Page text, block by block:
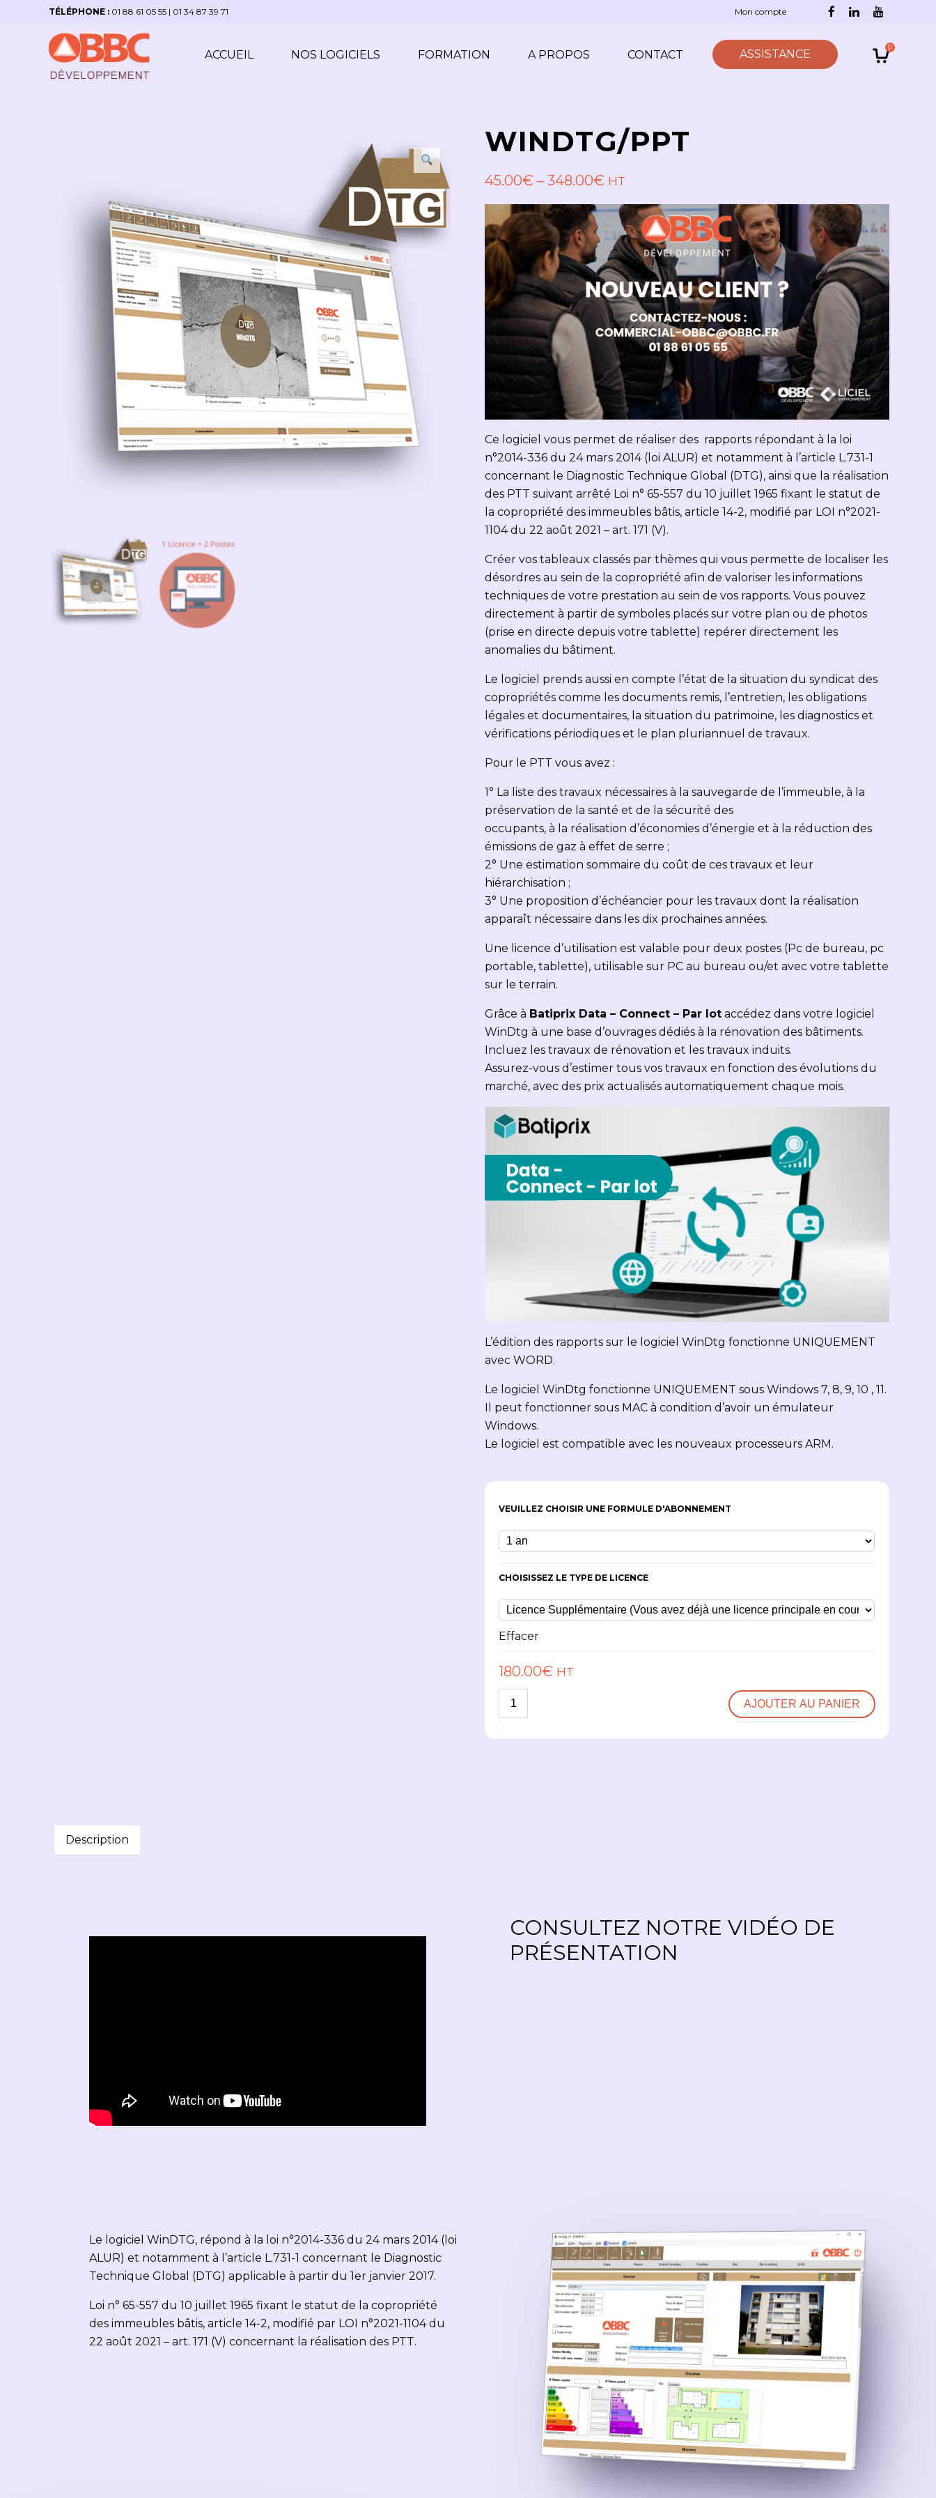
TÉLÉPHONE : 01 88 61 05 55 | 01 34 87 39 71 Mon compte
0
ACCUEIL NOS LOGICIELS FORMATION A PROPOS CONTACT ASSISTANCE
WINDTG/PPT
45.00€ –348.00€ HT
Ce logiciel vous permet de réaliser des rapports répondant à la loi
n°2014-336 du 24 mars 2014 (loi ALUR) et notamment à l’article L.731-1
concernant le Diagnostic Technique Global (DTG), ainsi que la réalisation
des PTT suivant arrêté Loi n° 65-557 du 10 juillet 1965 fixant le statut de
la copropriété des immeubles bâtis, article 14-2, modifié par LOI n°2021-
1104 du 22 août 2021 – art. 171 (V).
Créer vos tableaux classés par thèmes qui vous permette de localiser les
désordres au sein de la copropriété afin de valoriser les informations
techniques de votre prestation au sein de vos rapports. Vous pouvez
directement à partir de symboles placés sur votre plan ou de photos
(prise en directe depuis votre tablette) repérer directement les
anomalies du bâtiment.
Le logiciel prends aussi en compte l’état de la situation du syndicat des
copropriétés comme les documents remis, l’entretien, les obligations
légales et documentaires, la situation du patrimoine, les diagnostics et
vérifications périodiques et le plan pluriannuel de travaux.
Pour le PTT vous avez :
1° La liste des travaux nécessaires à la sauvegarde de l’immeuble, à la
préservation de la santé et de la sécurité des
occupants, à la réalisation d’économies d’énergie et à la réduction des
émissions de gaz à effet de serre ;
2° Une estimation sommaire du coût de ces travaux et leur
hiérarchisation ;
3° Une proposition d’échéancier pour les travaux dont la réalisation
apparaît nécessaire dans les dix prochaines années.
Une licence d’utilisation est valable pour deux postes (Pc de bureau, pc
portable, tablette), utilisable sur PC au bureau ou/et avec votre tablette
sur le terrain.
Grâce à Batiprix Data – Connect – Par lot accédez dans votre logiciel
WinDtg à une base d’ouvrages dédiés à la rénovation des bâtiments.
Incluez les travaux de rénovation et les travaux induits.
Assurez-vous d’estimer tous vos travaux en fonction des évolutions du
marché, avec des prix actualisés automatiquement chaque mois.
L’édition des rapports sur le logiciel WinDtg fonctionne UNIQUEMENT
avec WORD.
Le logiciel WinDtg fonctionne UNIQUEMENT sous Windows 7, 8, 9, 10 , 11.
Il peut fonctionner sous MAC à condition d’avoir un émulateur
Windows.
Le logiciel est compatible avec les nouveaux processeurs ARM.
VEUILLEZ CHOISIR UNE FORMULE D'ABONNEMENT
CHOISISSEZ LE TYPE DE LICENCE
Effacer
180.00€ HT
AJOUTER AU PANIER
Description
CONSULTEZ NOTRE VIDÉO DE
PRÉSENTATION
Le logiciel WinDTG, répond à la loi n°2014-336 du 24 mars 2014 (loi
ALUR) et notamment à l’article L.731-1 concernant le Diagnostic
Technique Global (DTG) applicable à partir du 1er janvier 2017.
Loi n° 65-557 du 10 juillet 1965 fixant le statut de la copropriété
des immeubles bâtis, article 14-2, modifié par LOI n°2021-1104 du
22 août 2021 – art. 171 (V) concernant la réalisation des PTT.